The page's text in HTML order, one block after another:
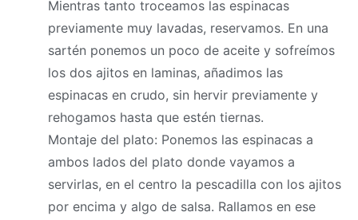
Mientras tanto troceamos las espinacas
previamente muy lavadas, reservamos. En una
sartén ponemos un poco de aceite y sofreímos
los dos ajitos en laminas, añadimos las
espinacas en crudo, sin hervir previamente y
rehogamos hasta que estén tiernas.
Montaje del plato: Ponemos las espinacas a
ambos lados del plato donde vayamos a
servirlas, en el centro la pescadilla con los ajitos
por encima y algo de salsa. Rallamos en ese